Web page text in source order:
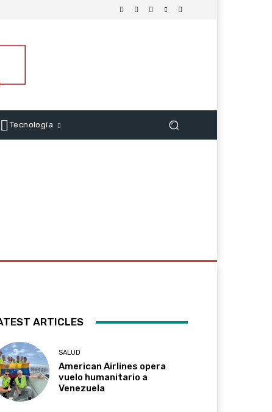
Tecnología
ARTICLES
SALUD
American Airlines opera
vuelo humanitario a
Venezuela